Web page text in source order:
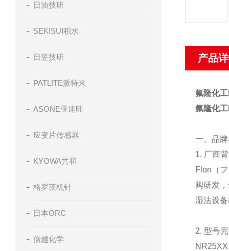
日油技研
SEKISUI积水
日笠技研
PATLITE派特来
ASONE亚速旺
应变片传感器
KYOWA共和
格罗茨机针
日本ORC
信越化学
产品
氟隆化
氟隆化
一、品
1. 厂商
Flon（
阀研发
湿法设
2. 型号